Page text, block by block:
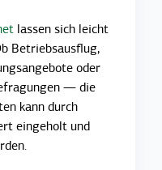
lassen sich leicht
Betriebsausflug,
oder
— die
kann durch
eingeholt und